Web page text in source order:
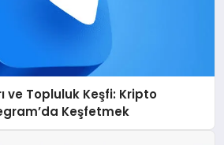
ve Topluluk Keşfi: Kripto
Keşfetmek